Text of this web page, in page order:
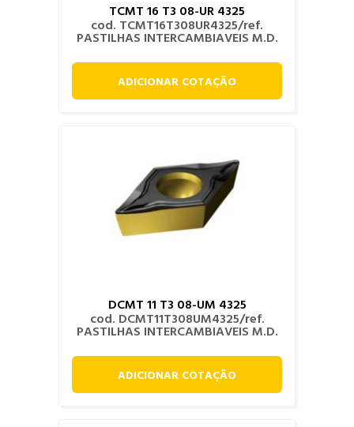
TCMT 16 T3 08-UR 4325
cod. TCMT16T308UR4325/ref.
PASTILHAS INTERCAMBIAVEIS M.D.
ADICIONAR COTAÇÃO
DCMT 11 T3 08-UM 4325
cod. DCMT11T308UM4325/ref.
PASTILHAS INTERCAMBIAVEIS M.D.
ADICIONAR COTAÇÃO